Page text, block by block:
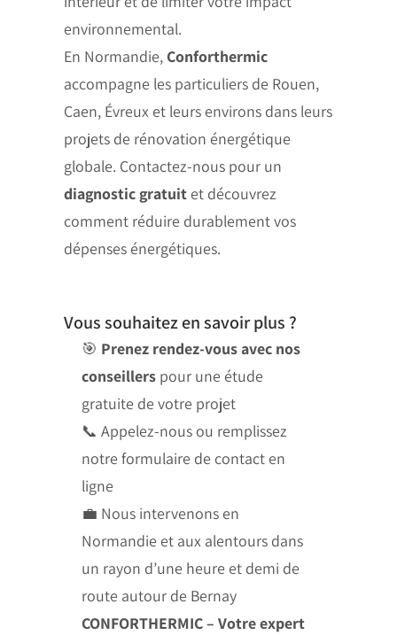
environnemental.
En Normandie, Conforthermic
accompagne les particuliers de Rouen,
Caen, Évreux et leurs environs dans leurs
projets de rénovation énergétique
globale. Contactez-nous pour un
diagnostic gratuit et découvrez
comment réduire durablement vos
dépenses énergétiques.
Vous souhaitez en savoir plus ?
🎯 Prenez rendez-vous avec nos
conseillers pour une étude
gratuite de votre projet
📞 Appelez-nous ou remplissez
notre formulaire de contact en
ligne
💼 Nous intervenons en
Normandie et aux alentours dans
un rayon d’une heure et demi de
route autour de Bernay
CONFORTHERMIC – Votre expert